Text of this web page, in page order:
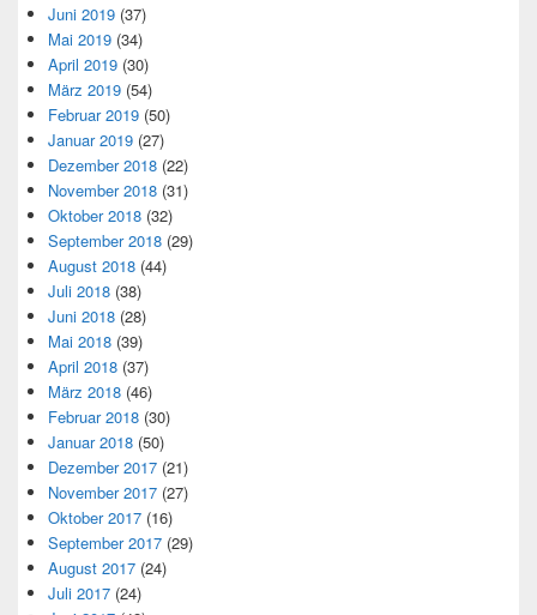
Juni 2019 (37)
Mai 2019 (34)
April 2019 (30)
März 2019 (54)
Februar 2019 (50)
Januar 2019 (27)
Dezember 2018 (22)
November 2018 (31)
Oktober 2018 (32)
September 2018 (29)
August 2018 (44)
Juli 2018 (38)
Juni 2018 (28)
Mai 2018 (39)
April 2018 (37)
März 2018 (46)
Februar 2018 (30)
Januar 2018 (50)
Dezember 2017 (21)
November 2017 (27)
Oktober 2017 (16)
September 2017 (29)
August 2017 (24)
Juli 2017 (24)